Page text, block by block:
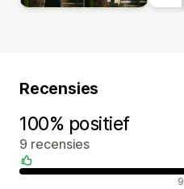
Recensies
100% positief
9 recensies
Positieve recensies 9